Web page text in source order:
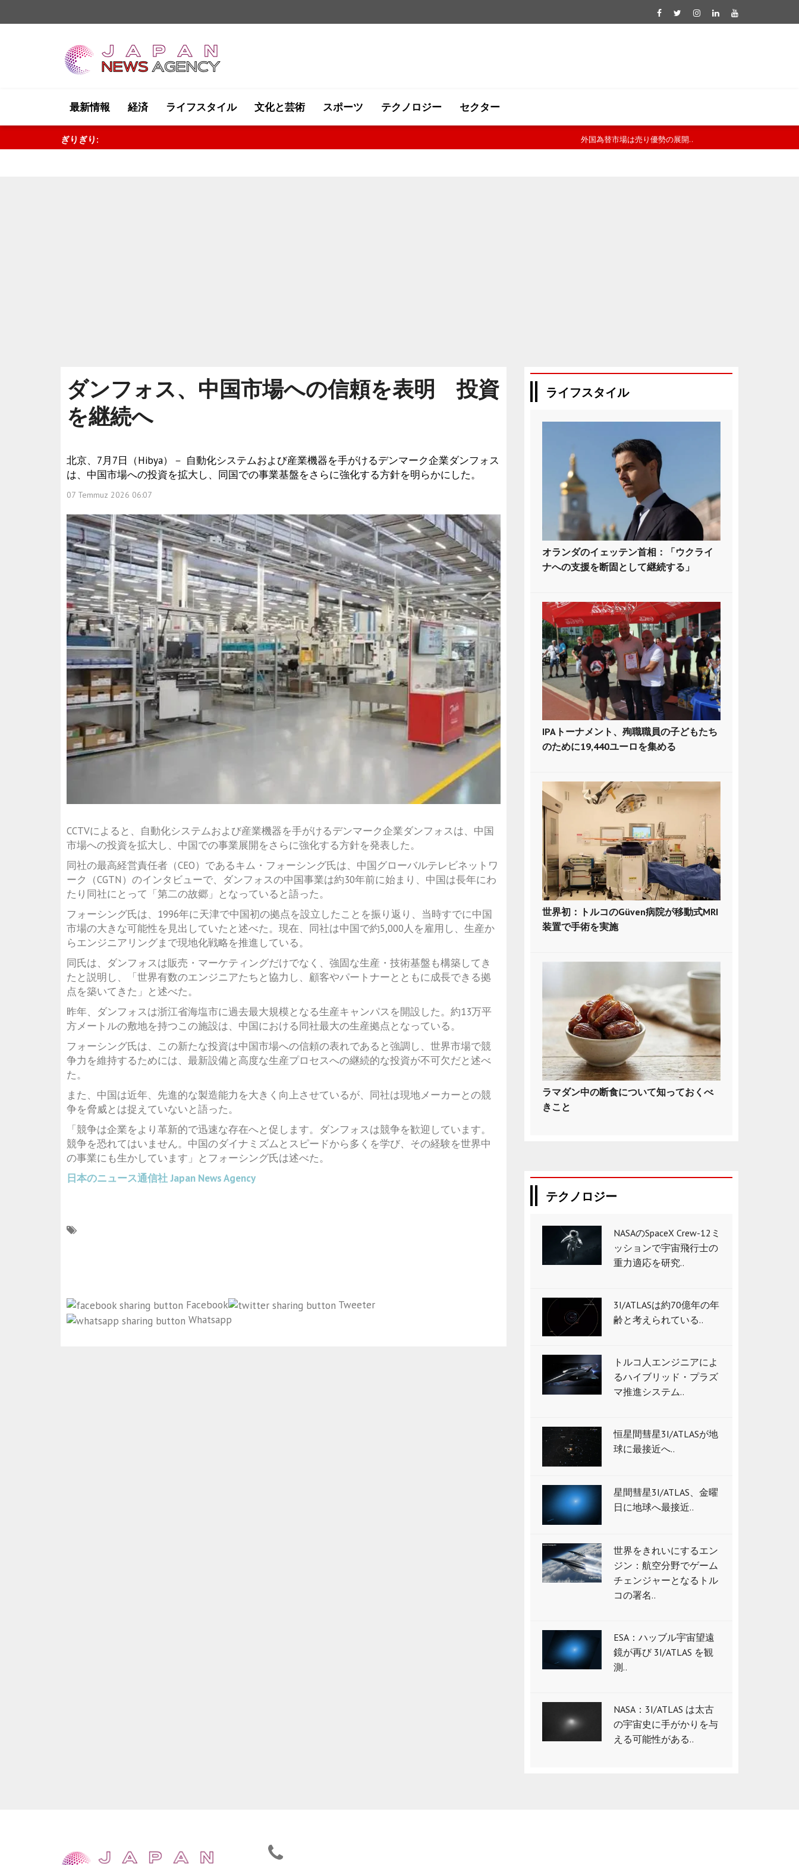
最新情報 経済 ライフスタイル 文化と芸術 スポーツ テクノロジー セクター
ぎりぎり:
ダンフォス、中国市場への信頼を表明 投資
を継続へ
北京、7月7日（Hibya）－ 自動化システムおよび産業機器を手がけるデンマーク企業ダンフォス
は、中国市場への投資を拡大し、同国での事業基盤をさらに強化する方針を明らかにした。
07 Temmuz 2026 06:07
CCTVによると、自動化システムおよび産業機器を手がけるデンマーク企業ダンフォスは、中国
市場への投資を拡大し、中国での事業展開をさらに強化する方針を発表した。
同社の最高経営責任者（CEO）であるキム・フォーシング氏は、中国グローバルテレビネットワ
ーク（CGTN）のインタビューで、ダンフォスの中国事業は約30年前に始まり、中国は長年にわ
たり同社にとって「第二の故郷」となっていると語った。
フォーシング氏は、1996年に天津で中国初の拠点を設立したことを振り返り、当時すでに中国
市場の大きな可能性を見出していたと述べた。現在、同社は中国で約5,000人を雇用し、生産か
らエンジニアリングまで現地化戦略を推進している。
同氏は、ダンフォスは販売・マーケティングだけでなく、強固な生産・技術基盤も構築してき
たと説明し、「世界有数のエンジニアたちと協力し、顧客やパートナーとともに成長できる拠
点を築いてきた」と述べた。
昨年、ダンフォスは浙江省海塩市に過去最大規模となる生産キャンパスを開設した。約13万平
方メートルの敷地を持つこの施設は、中国における同社最大の生産拠点となっている。
フォーシング氏は、この新たな投資は中国市場への信頼の表れであると強調し、世界市場で競
争力を維持するためには、最新設備と高度な生産プロセスへの継続的な投資が不可欠だと述べ
た。
また、中国は近年、先進的な製造能力を大きく向上させているが、同社は現地メーカーとの競
争を脅威とは捉えていないと語った。
「競争は企業をより革新的で迅速な存在へと促します。ダンフォスは競争を歓迎しています。
競争を恐れてはいません。中国のダイナミズムとスピードから多くを学び、その経験を世界中
の事業にも生かしています」とフォーシング氏は述べた。
日本のニュース通信社 Japan News Agency
Facebook
Tweeter
Whatsapp
ライフスタイル
オランダのイェッテン首相：「ウクライ
ナへの支援を断固として継続する」
IPAトーナメント、殉職職員の子どもたち
のために19,440ユーロを集める
世界初：トルコのGüven病院が移動式MRI
装置で手術を実施
ラマダン中の断食について知っておくべ
きこと
テクノロジー
NASAのSpaceX Crew-12ミ
ッションで宇宙飛行士の
重力適応を研究..
3I/ATLASは約70億年の年
齢と考えられている..
トルコ人エンジニアによ
るハイブリッド・プラズ
マ推進システム..
恒星間彗星3I/ATLASが地
球に最接近へ..
星間彗星3I/ATLAS、金曜
日に地球へ最接近..
世界をきれいにするエン
ジン：航空分野でゲーム
チェンジャーとなるトル
コの署名..
ESA：ハッブル宇宙望遠
鏡が再び 3I/ATLAS を観
測..
NASA：3I/ATLAS は太古
の宇宙史に手がかりを与
える可能性がある..